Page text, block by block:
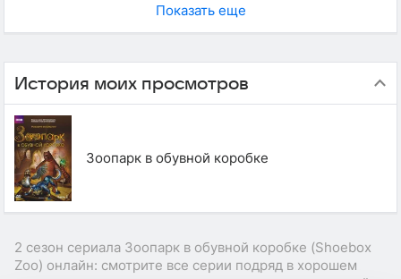
Показать еще
История моих просмотров
Зоопарк в обувной коробке
2 сезон сериала Зоопарк в обувной коробке (Shoebox
Zoo) онлайн: смотрите все серии подряд в хорошем